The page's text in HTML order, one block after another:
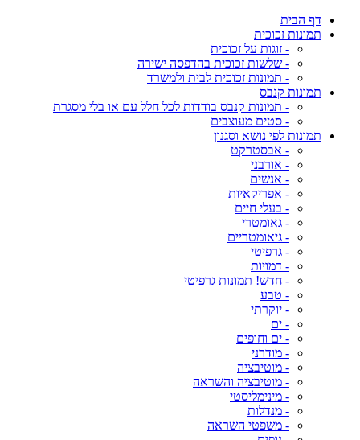
דף הבית
תמונות זכוכית
- זוגות על זכוכית
- שלשות זכוכית בהדפסה ישירה
- תמונות זכוכית לבית ולמשרד
תמונות קנבס
- תמונות קנבס בודדות לכל חלל עם או בלי מסגרת
- סטים מעוצבים
תמונות לפי נושא וסגנון
- אבסטרקט
- אורבני
- אנשים
- אפריקאיות
- בעלי חיים
- גאומטרי
- גיאומטריים
- גרפיטי
- דמויות
- חדש! תמונות גרפיטי
- טבע
- יוקרתי
- ים
- ים וחופים
- מודרני
- מוטיבציה
- מוטיבציה והשראה
- מינימליסטי
- מנדלות
- משפטי השראה